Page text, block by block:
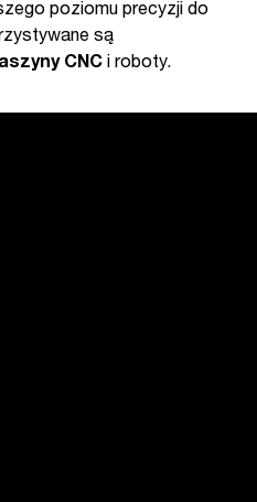
poziomu precyzji do
są
CNC i roboty.